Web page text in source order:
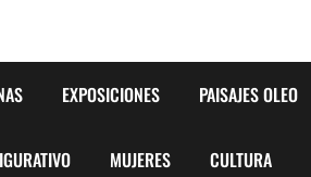
EXPOSICIONES PAISAJES OLEO
MUJERES CULTURA
Niñas
2025"